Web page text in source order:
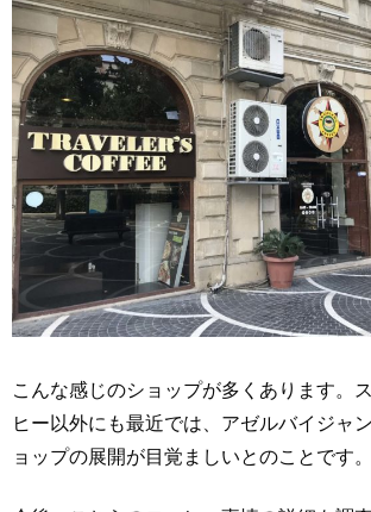
こんな感じのショップが多くあります。
ヒー以外にも最近では、アゼルバイジャ
ョップの展開が目覚ましいとのことです。